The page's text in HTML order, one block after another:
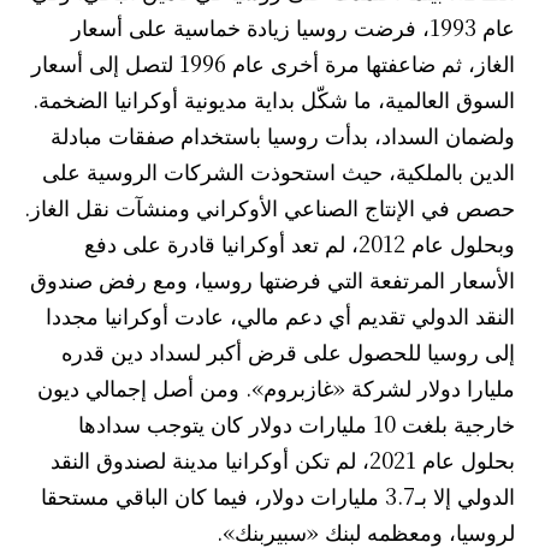
عام 1993، فرضت روسيا زيادة خماسية على أسعار
الغاز، ثم ضاعفتها مرة أخرى عام 1996 لتصل إلى أسعار
السوق العالمية، ما شكّل بداية مديونية أوكرانيا الضخمة.
ولضمان السداد، بدأت روسيا باستخدام صفقات مبادلة
الدين بالملكية، حيث استحوذت الشركات الروسية على
حصص في الإنتاج الصناعي الأوكراني ومنشآت نقل الغاز.
وبحلول عام 2012، لم تعد أوكرانيا قادرة على دفع
الأسعار المرتفعة التي فرضتها روسيا، ومع رفض صندوق
النقد الدولي تقديم أي دعم مالي، عادت أوكرانيا مجددا
إلى روسيا للحصول على قرض أكبر لسداد دين قدره
مليارا دولار لشركة «غازبروم». ومن أصل إجمالي ديون
خارجية بلغت 10 مليارات دولار كان يتوجب سدادها
بحلول عام 2021، لم تكن أوكرانيا مدينة لصندوق النقد
الدولي إلا بـ3.7 مليارات دولار، فيما كان الباقي مستحقا
لروسيا، ومعظمه لبنك «سبيربنك».